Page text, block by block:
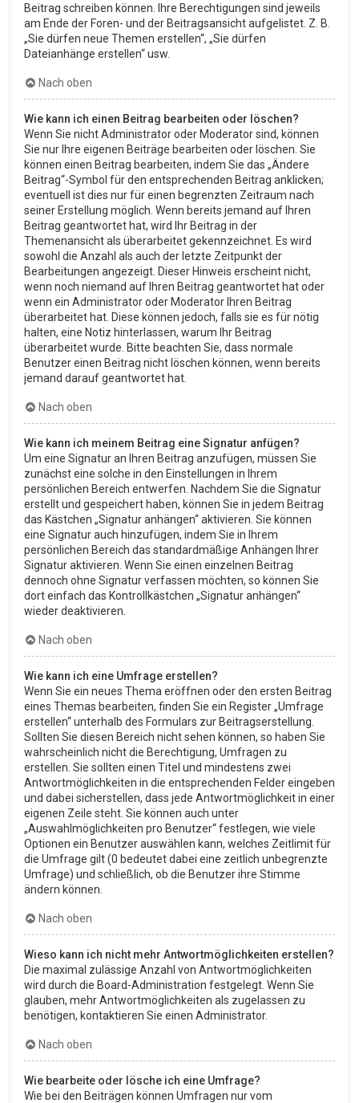
Beitrag schreiben können. Ihre Berechtigungen sind jeweils
am Ende der Foren- und der Beitragsansicht aufgelistet. Z. B.
„Sie dürfen neue Themen erstellen“, „Sie dürfen
Dateianhänge erstellen“ usw.
Nach oben
Wie kann ich einen Beitrag bearbeiten oder löschen?
Wenn Sie nicht Administrator oder Moderator sind, können
Sie nur Ihre eigenen Beiträge bearbeiten oder löschen. Sie
können einen Beitrag bearbeiten, indem Sie das „Ändere
Beitrag“-Symbol für den entsprechenden Beitrag anklicken;
eventuell ist dies nur für einen begrenzten Zeitraum nach
seiner Erstellung möglich. Wenn bereits jemand auf Ihren
Beitrag geantwortet hat, wird Ihr Beitrag in der
Themenansicht als überarbeitet gekennzeichnet. Es wird
sowohl die Anzahl als auch der letzte Zeitpunkt der
Bearbeitungen angezeigt. Dieser Hinweis erscheint nicht,
wenn noch niemand auf Ihren Beitrag geantwortet hat oder
wenn ein Administrator oder Moderator Ihren Beitrag
überarbeitet hat. Diese können jedoch, falls sie es für nötig
halten, eine Notiz hinterlassen, warum Ihr Beitrag
überarbeitet wurde. Bitte beachten Sie, dass normale
Benutzer einen Beitrag nicht löschen können, wenn bereits
jemand darauf geantwortet hat.
Nach oben
Wie kann ich meinem Beitrag eine Signatur anfügen?
Um eine Signatur an Ihren Beitrag anzufügen, müssen Sie
zunächst eine solche in den Einstellungen in Ihrem
persönlichen Bereich entwerfen. Nachdem Sie die Signatur
erstellt und gespeichert haben, können Sie in jedem Beitrag
das Kästchen „Signatur anhängen“ aktivieren. Sie können
eine Signatur auch hinzufügen, indem Sie in Ihrem
persönlichen Bereich das standardmäßige Anhängen Ihrer
Signatur aktivieren. Wenn Sie einen einzelnen Beitrag
dennoch ohne Signatur verfassen möchten, so können Sie
dort einfach das Kontrollkästchen „Signatur anhängen“
wieder deaktivieren.
Nach oben
Wie kann ich eine Umfrage erstellen?
Wenn Sie ein neues Thema eröffnen oder den ersten Beitrag
eines Themas bearbeiten, finden Sie ein Register „Umfrage
erstellen“ unterhalb des Formulars zur Beitragserstellung.
Sollten Sie diesen Bereich nicht sehen können, so haben Sie
wahrscheinlich nicht die Berechtigung, Umfragen zu
erstellen. Sie sollten einen Titel und mindestens zwei
Antwortmöglichkeiten in die entsprechenden Felder eingeben
und dabei sicherstellen, dass jede Antwortmöglichkeit in einer
eigenen Zeile steht. Sie können auch unter
„Auswahlmöglichkeiten pro Benutzer“ festlegen, wie viele
Optionen ein Benutzer auswählen kann, welches Zeitlimit für
die Umfrage gilt (0 bedeutet dabei eine zeitlich unbegrenzte
Umfrage) und schließlich, ob die Benutzer ihre Stimme
ändern können.
Nach oben
Wieso kann ich nicht mehr Antwortmöglichkeiten erstellen?
Die maximal zulässige Anzahl von Antwortmöglichkeiten
wird durch die Board-Administration festgelegt. Wenn Sie
glauben, mehr Antwortmöglichkeiten als zugelassen zu
benötigen, kontaktieren Sie einen Administrator.
Nach oben
Wie bearbeite oder lösche ich eine Umfrage?
Wie bei den Beiträgen können Umfragen nur vom